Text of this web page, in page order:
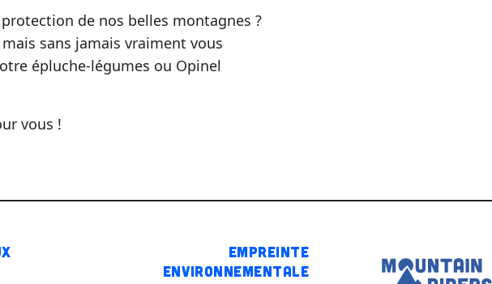
de nos belles montagnes ?
sans jamais vraiment vous
épluche-légumes ou Opinel
vous !
Empreinte
environnementale